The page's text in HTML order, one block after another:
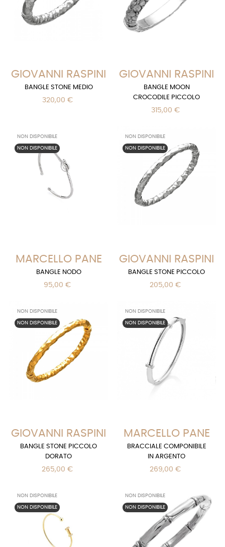
GIOVANNI RASPINI
BANGLE STONE MEDIO
320,00 €
GIOVANNI RASPINI
BANGLE MOON
CROCODILE PICCOLO
315,00 €
NON DISPONIBILE
NON DISPONIBILE
MARCELLO PANE
BANGLE NODO
95,00 €
NON DISPONIBILE
NON DISPONIBILE
GIOVANNI RASPINI
BANGLE STONE PICCOLO
205,00 €
NON DISPONIBILE
NON DISPONIBILE
GIOVANNI RASPINI
BANGLE STONE PICCOLO
DORATO
265,00 €
NON DISPONIBILE
NON DISPONIBILE
MARCELLO PANE
BRACCIALE COMPONIBILE
IN ARGENTO
269,00 €
NON DISPONIBILE
NON DISPONIBILE
NON DISPONIBILE
NON DISPONIBILE